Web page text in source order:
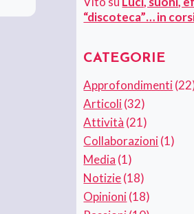
“discoteca”… in
CATEGORIE
Approfondimenti
Articoli(32)
Attività (21)
Collaborazioni(1)
Media (1)
Notizie(18)
Opinioni(18)